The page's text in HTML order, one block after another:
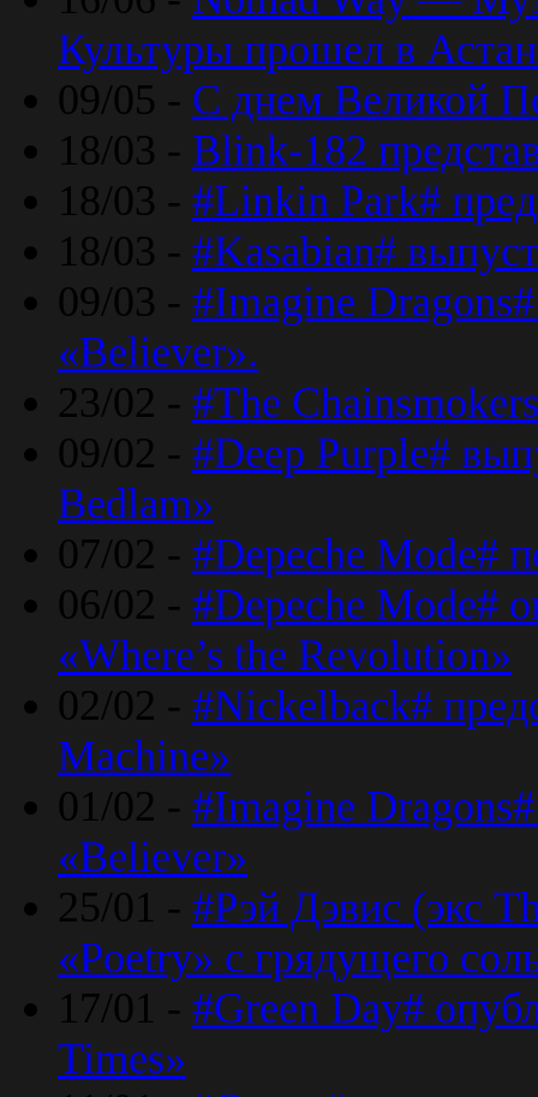
Культуры прошел в
09/05 - С днем Великой
18/03 - Blink-182
18/03 - #Linkin Park#
18/03 - #Kasabian#
09/03 - #Imagine
«Believer».
23/02 - #The
09/02 - #Deep Purple#
Bedlam»
07/02 - #Depeche Mode#
06/02 - #Depeche Mode#
«Where’s the Revolution»
02/02 - #Nickelback#
Machine»
01/02 - #Imagine
«Believer»
25/01 - #Рэй Дэвис (экс
«Poetry» с грядущего
17/01 - #Green Day#
Times»